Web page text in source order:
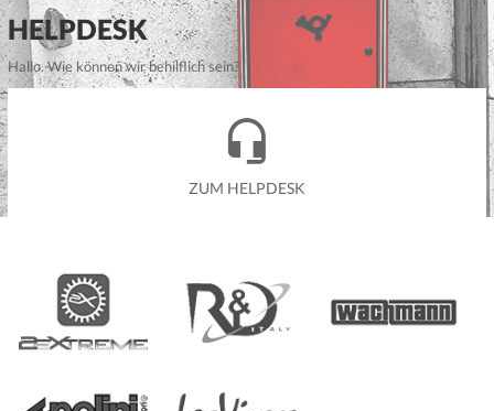
HELPDESK
Hallo. Wie können wir behilflich sein?
ZUM HELPDESK